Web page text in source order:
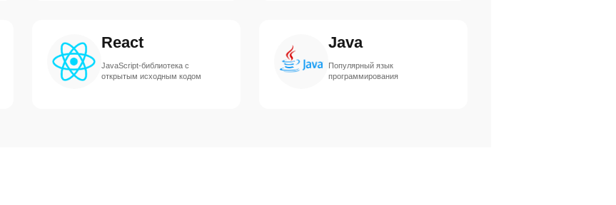
React
JavaScript-библиотека с
открытым исходным кодом
Java
Популярный язык
программирования